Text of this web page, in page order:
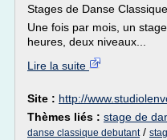
Stages de Danse Classique
Une fois par mois, un
heures, deux niveaux...
Lire la suite
Site : http://
Thèmes liés : stage de
danse classique debutant/